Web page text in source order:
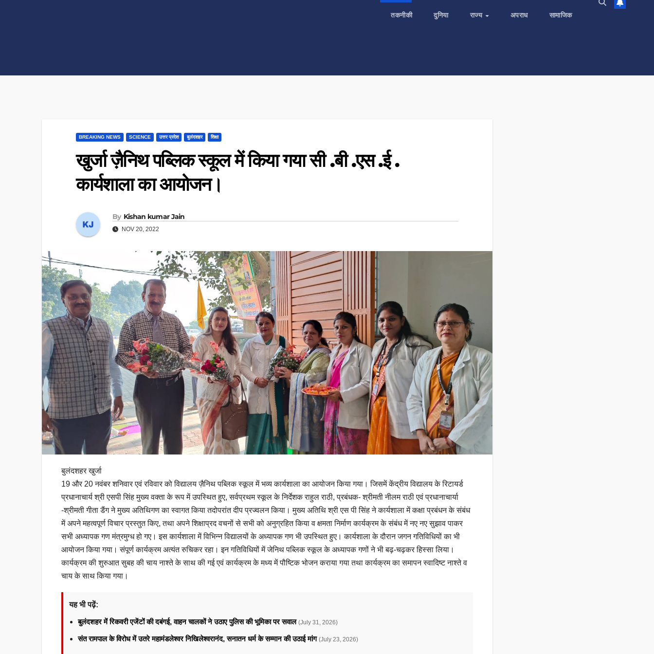
तकनीकी दुनिया राज्य अपराध सामाजिक
BREAKING NEWS SCIENCE उत्तर प्रदेश बुलंदशहर शिक्षा
खुर्जा ज़ैनिथ पब्लिक स्कूल में किया गया सी .बी .एस .ई .
कार्यशाला का आयोजन।
By Kishan kumar Jain
NOV 20, 2022
बुलंदशहर खुर्जा
19 और 20 नवंबर शनिवार एवं रविवार को विद्यालय ज़ैनिथ पब्लिक स्कूल में भव्य कार्यशाला का आयोजन किया गया। जिसमें केंद्रीय विद्यालय के रिटायर्ड
प्रधानाचार्य श्री एसपी सिंह मुख्य वक्ता के रूप में उपस्थित हुए, सर्वप्रथम स्कूल के निर्देशक राहुल राठी, प्रबंधक- श्रीमती नीलम राठी एवं प्रधानाचार्या
-श्रीमती गीता डैंग ने मुख्य अतिथिगण का स्वागत किया तदोपरांत दीप प्रज्वलन किया। मुख्य अतिथि श्री एस पी सिंह ने कार्यशाला में कक्षा प्रबंधन के संबंध
में अपने महत्वपूर्ण विचार प्रस्तुत किए, तथा अपने शिक्षाप्रद वचनों से सभी को अनुग्रहित किया व क्षमता निर्माण कार्यक्रम के संबंध में नए नए सुझाव पाकर
सभी अध्यापक गण मंत्रमुग्ध हो गए। इस कार्यशाला में विभिन्न विद्यालयों के अध्यापक गण भी उपस्थित हुए। कार्यशाला के दौरान जगन गतिविधियों का भी
आयोजन किया गया। संपूर्ण कार्यक्रम अत्यंत रुचिकर रहा। इन गतिविधियों में जेनिथ पब्लिक स्कूल के अध्यापक गणों ने भी बढ़-चढ़कर हिस्सा लिया।
कार्यक्रम की शुरुआत सुबह की चाय नाश्ते के साथ की गई एवं कार्यक्रम के मध्य में पौष्टिक भोजन कराया गया तथा कार्यक्रम का समापन स्वादिष्ट नाश्ते व
चाय के साथ किया गया।
यह भी पढ़ें:
बुलंदशहर में रिकवरी एजेंटों की दबंगई, वाहन चालकों ने उठाए पुलिस की भूमिका पर सवाल (July 31, 2026)
संत रामपाल के विरोध में उतरे महामंडलेश्वर निखिलेश्वरानंद, सनातन धर्म के सम्मान की उठाई मांग (July 23, 2026)